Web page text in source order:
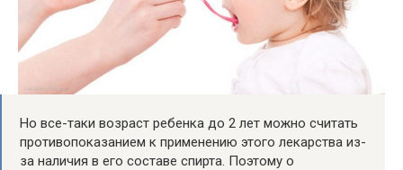
Но все-таки возраст ребенка до 2 лет можно считать
противопоказанием к применению этого лекарства из-
за наличия в его составе спирта. Поэтому о